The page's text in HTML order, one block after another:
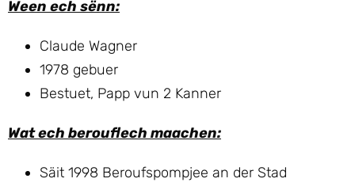
Ween ech sënn:
Claude Wagner
1978 gebuer
Bestuet, Papp vun 2 Kanner
Wat ech berouflech maachen:
Säit 1998 Beroufspompjee an der Stad